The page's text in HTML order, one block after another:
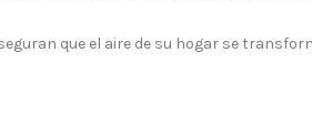
que el aire de su hogar se